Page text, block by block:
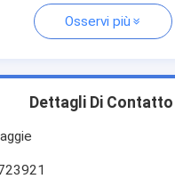
Osservi più
Dettagli Di Contatto